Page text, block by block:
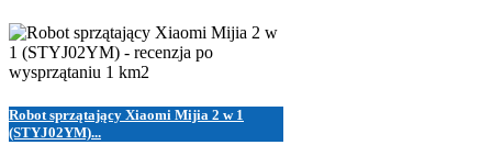
Robot sprzątający Xiaomi Mijia 2 w 1
(STYJ02YM)...